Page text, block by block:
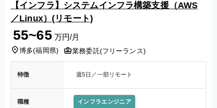
【インフラ】システムインフラ構築支援（AWS
／Linux）(リモート)
55~65 万円/月
博多(福岡県) 業務委託(フリーランス)
特徴 週5日／一部リモート
職種 インフラエンジニア